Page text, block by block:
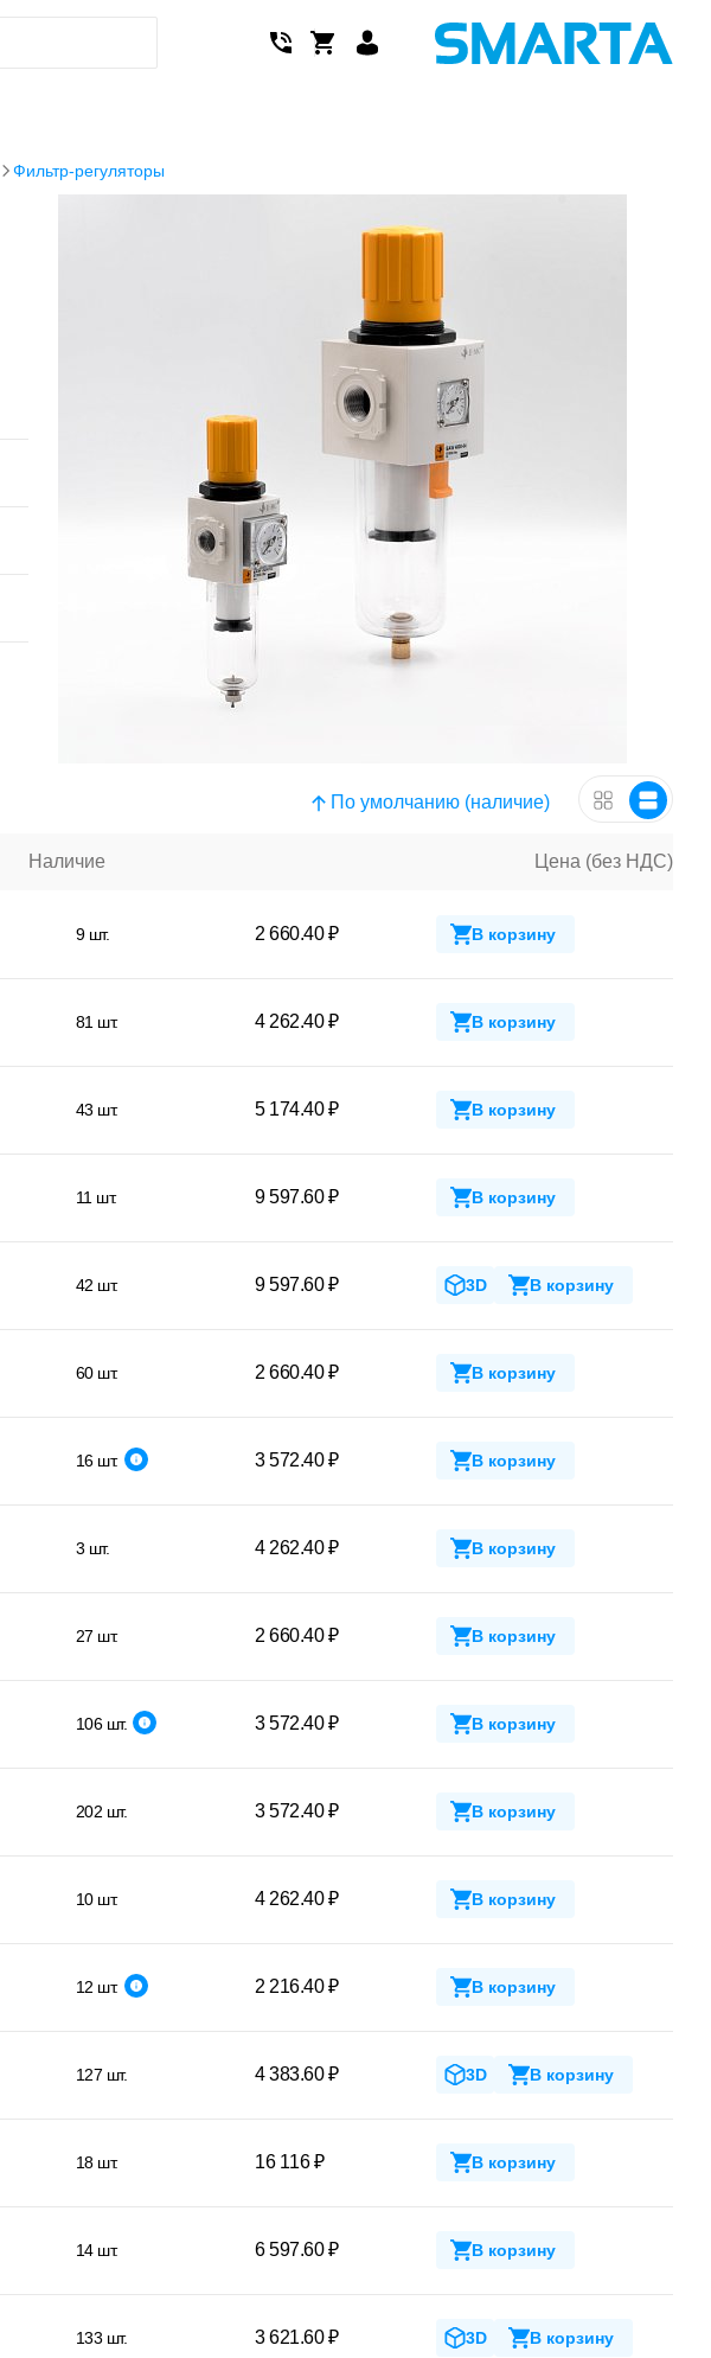
Фильтр-регуляторы
По умолчанию (наличие)
Наличие Цена (без НДС)
9 шт. 2 660.40 ₽ В корзину
81 шт. 4 262.40 ₽ В корзину
43 шт. 5 174.40 ₽ В корзину
11 шт. 9 597.60 ₽ В корзину
42 шт. 9 597.60 ₽ 3D В корзину
60 шт. 2 660.40 ₽ В корзину
16 шт. 3 572.40 ₽ В корзину
3 шт. 4 262.40 ₽ В корзину
27 шт. 2 660.40 ₽ В корзину
106 шт. 3 572.40 ₽ В корзину
202 шт. 3 572.40 ₽ В корзину
10 шт. 4 262.40 ₽ В корзину
12 шт. 2 216.40 ₽ В корзину
127 шт. 4 383.60 ₽ 3D В корзину
18 шт. 16 116 ₽ В корзину
14 шт. 6 597.60 ₽ В корзину
133 шт. 3 621.60 ₽ 3D В корзину